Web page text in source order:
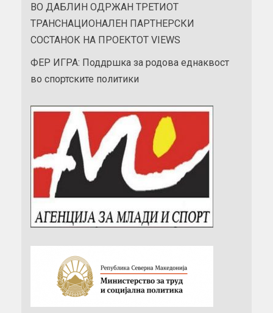
ВО ДАБЛИН ОДРЖАН ТРЕТИОТ
ТРАНСНАЦИОНАЛЕН ПАРТНЕРСКИ
СОСТАНОК НА ПРОЕКТОТ VIEWS
ФЕР ИГРА: Поддршка за родова еднаквост
во спортските политики